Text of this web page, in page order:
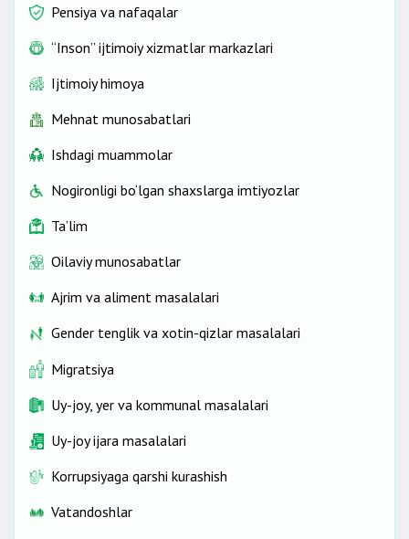
Pensiya va nafaqalar
“Inson” ijtimoiy xizmatlar markazlari
Ijtimoiy himoya
Mehnat munosabatlari
Ishdagi muammolar
Nogironligi bo‘lgan shaxslarga imtiyozlar
Ta’lim
Oilaviy munosabatlar
Ajrim va aliment masalalari
Gender tenglik va xotin-qizlar masalalari
Migratsiya
Uy-joy, yer va kommunal masalalari
Uy-joy ijara masalalari
Korrupsiyaga qarshi kurashish
Vatandoshlar